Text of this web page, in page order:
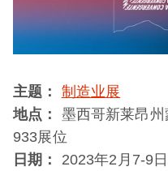
主题：
制造业展
地点：
墨西哥新莱昂
933展位
日期：
2023年2月7-9日